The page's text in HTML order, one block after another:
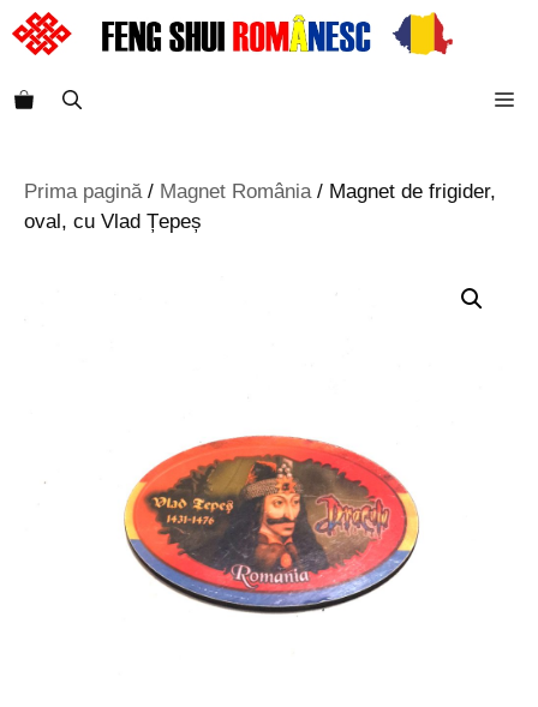
Sari
la
Prima pagină/ Magnet România/ Magnet de frigider,
oval, cu Vlad Țepeș